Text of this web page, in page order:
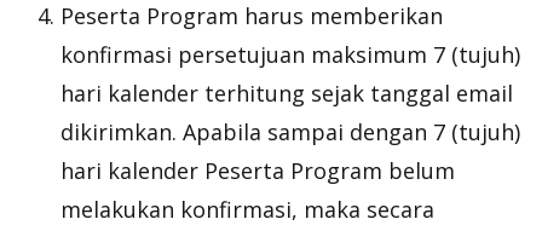
Peserta Program harus memberikan
konfirmasi persetujuan maksimum 7 (tujuh)
hari kalender terhitung sejak tanggal email
dikirimkan. Apabila sampai dengan 7 (tujuh)
hari kalender Peserta Program belum
melakukan konfirmasi, maka secara